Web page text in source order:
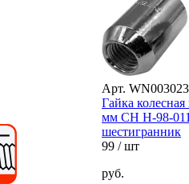
Арт.
Гайка
мм CH H-98-
шестигранник
99 / шт
руб.